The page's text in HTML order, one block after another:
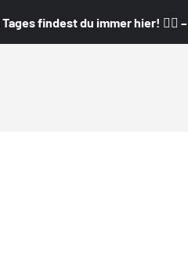
findest du immer hier! 👇🏼 –